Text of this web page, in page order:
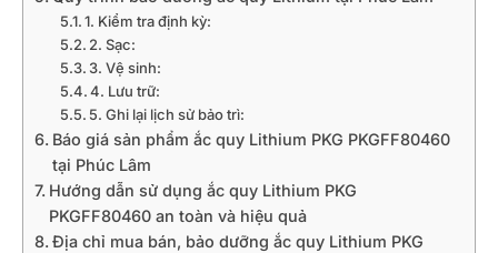
1. Kiểm tra định kỳ:
2. Sạc:
3. Vệ sinh:
4. Lưu trữ:
5. Ghi lại lịch sử bảo trì:
Báo giá sản phẩm ắc quy Lithium PKG PKGFF80460
tại Phúc Lâm
Hướng dẫn sử dụng ắc quy Lithium PKG
PKGFF80460 an toàn và hiệu quả
Địa chỉ mua bán, bảo dưỡng ắc quy Lithium PKG